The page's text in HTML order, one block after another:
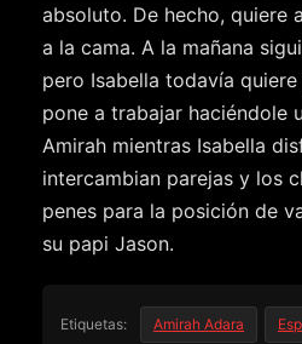
absoluto. De hecho, quiere
a la cama. A la mañana
pero Isabella todavía
pone a trabajar haciéndole
Amirah mientras Isabella
intercambian parejas y los
penes para la posición de
su papi Jason.
Etiquetas: Amirah Adara